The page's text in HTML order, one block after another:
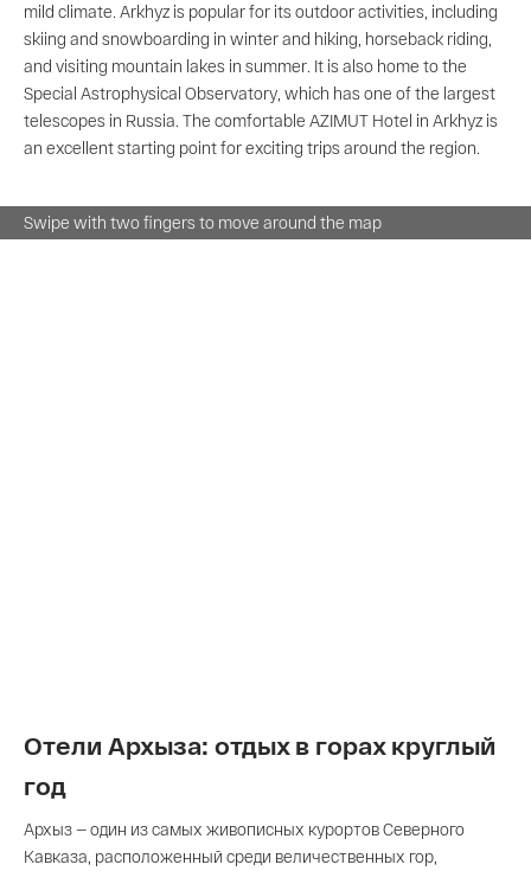
mild climate. Arkhyz is popular for its outdoor activities, including
skiing and snowboarding in winter and hiking, horseback riding,
and visiting mountain lakes in summer. It is also home to the
Special Astrophysical Observatory, which has one of the largest
telescopes in Russia. The comfortable AZIMUT Hotel in Arkhyz is
an excellent starting point for exciting trips around the region.
Swipe with two fingers to move around the map
Отели Архыза: отдых в горах круглый
год
Архыз — один из самых живописных курортов Северного
Кавказа, расположенный среди величественных гор,